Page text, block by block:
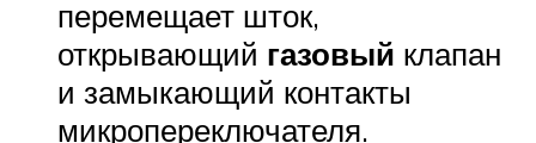
перемещает шток,
открывающий газовый клапан
и замыкающий контакты
микропереключателя.